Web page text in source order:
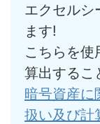
エクセルシ
ます!
こちらを使
算出するこ
暗号資産に
扱い及び計